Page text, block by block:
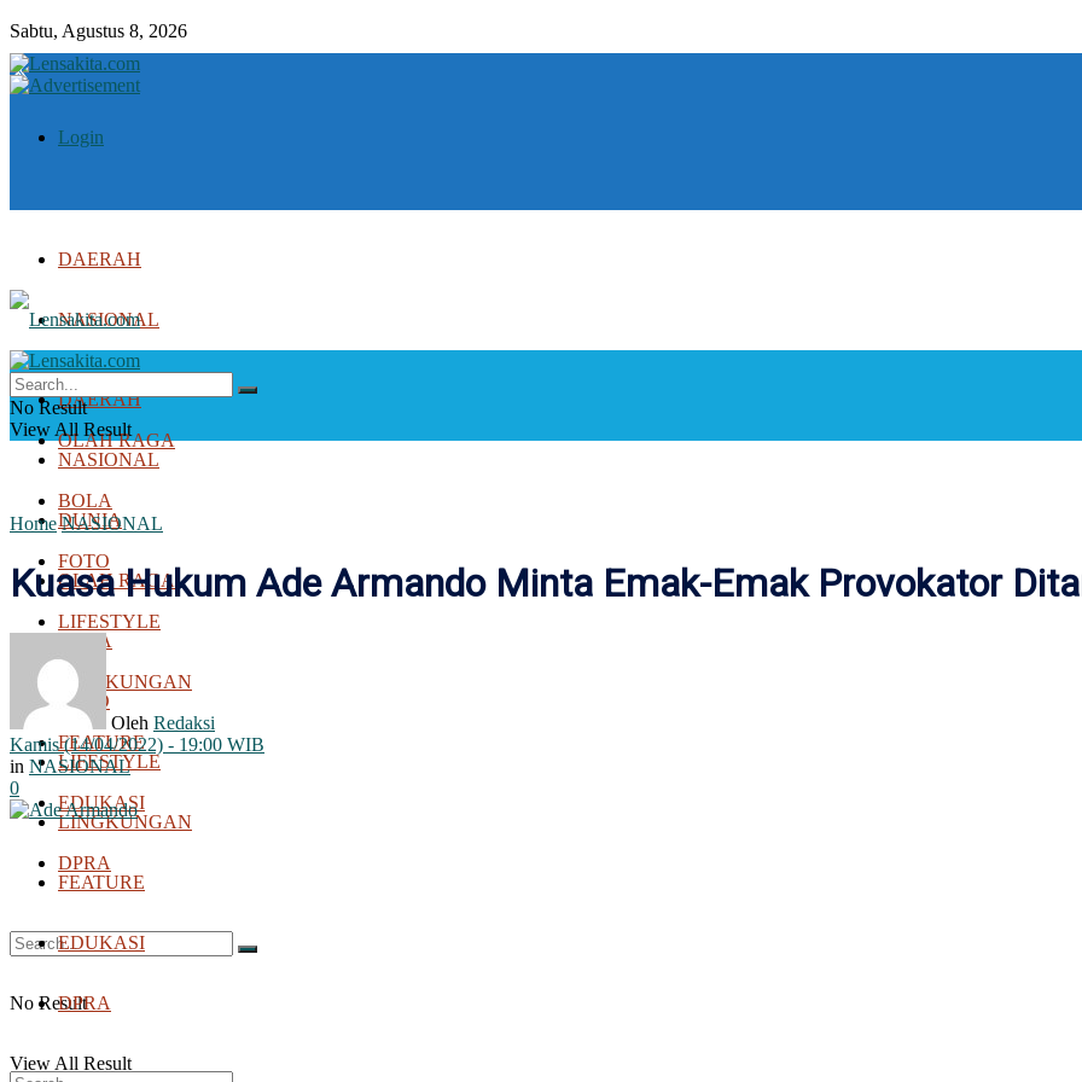
Sabtu, Agustus 8, 2026
Login
DAERAH
NASIONAL
DUNIA
OLAH RAGA
BOLA
FOTO
LIFESTYLE
LINGKUNGAN
FEATURE
EDUKASI
DPRA
No Result
View All Result
DAERAH
NASIONAL
DUNIA
OLAH RAGA
BOLA
FOTO
LIFESTYLE
LINGKUNGAN
FEATURE
EDUKASI
DPRA
No Result
View All Result
Home NASIONAL
Kuasa Hukum Ade Armando Minta Emak-Emak Provokator
Oleh Redaksi
Kamis (14/04/2022) - 19:00 WIB
in NASIONAL
0